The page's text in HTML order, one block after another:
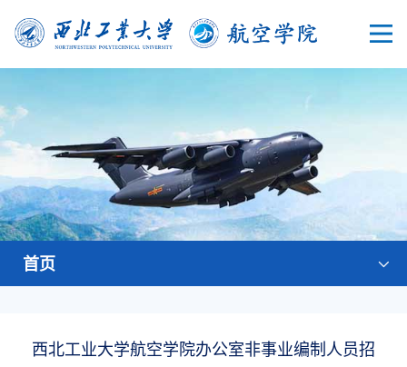
首页
西北工业大学航空学院办公室非事业编制人员招